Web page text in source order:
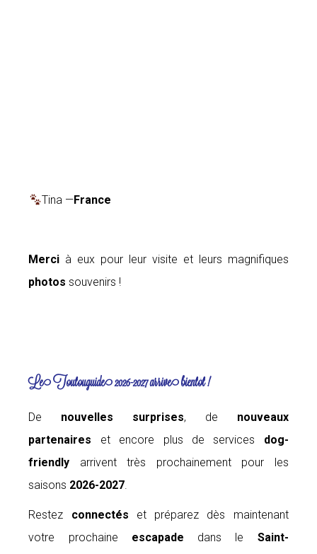
Tina —France
Merci à eux pour leur visite et leurs magnifiques
photos souvenirs !
Le Toutouguide 2026-2027 arrive bientôt !
De nouvelles surprises, de nouveaux
partenaires et encore plus de services dog-
friendly arrivent très prochainement pour les
saisons 2026-2027.
Restez connectés et préparez dès maintenant
votre prochaine escapade dans le Saint-